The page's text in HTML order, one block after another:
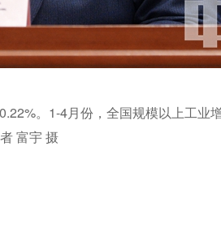
。1-4月份，全国规模以上工业
富宇 摄